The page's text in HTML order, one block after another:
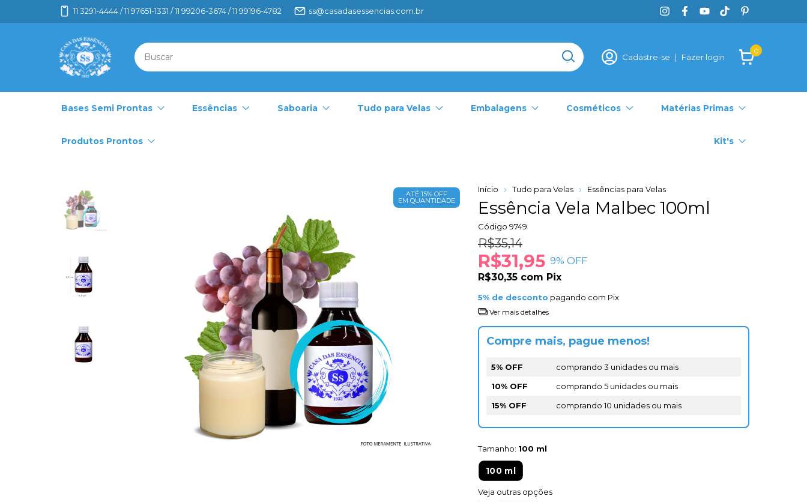
11 3291-4444 / 11 97651-1331 / 11 99206-3674 / 11 99196-4782 ss@casadasessencias.com.br
Cadastre-se | Fazer login
0
Bases Semi Prontas Essências Saboaria Tudo para Velas Embalagens Cosméticos Matérias Primas
Produtos Prontos Kit's
ATÉ 15% OFF
EM QUANTIDADE
Início Tudo para Velas Essências para Velas
Essência Vela Malbec 100ml
Código 9749
R$35,14
R$31,95 9% OFF
R$30,35 com Pix
5% de desconto pagando com Pix
Ver mais detalhes
Compre mais, pague menos!
5% OFF
comprando 3 unidades ou mais
10% OFF
comprando 5 unidades ou mais
15% OFF
comprando 10 unidades ou mais
Tamanho: 100 ml
100 ml
Veja outras opções